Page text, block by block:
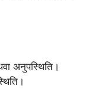
अनुपस्थिति।